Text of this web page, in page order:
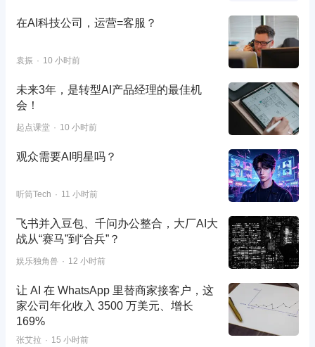
在AI科技公司，运营=客服？
袁振 10 小时前
未来3年，是转型AI产品经理的最佳机
会！
起点课堂 10 小时前
观众需要AI明星吗？
听筒Tech 11 小时前
飞书并入豆包、千问办公整合，大厂AI大
战从“赛马”到“合兵”？
娱乐独角兽 12 小时前
让 AI 在 WhatsApp 里替商家接客户，这
家公司年化收入 3500 万美元、增长
169%
张艾拉 15 小时前